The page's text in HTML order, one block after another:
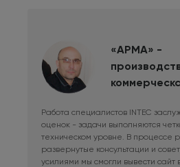
«АРМА» -
Работа специалистов INTEC
оценок - задачи выполняются
техническом уровне. В процессе
развернутые консультации и
усилиями мы смогли вывести сайт